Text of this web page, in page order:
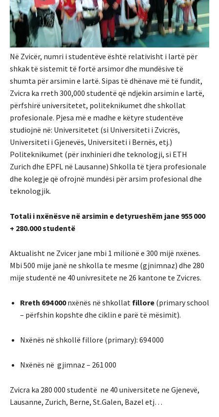
Në Zvicër, numri i studentëve është relativisht i lartë për
shkak të sistemit të fortë arsimor dhe mundësive të
shumta për arsimin e lartë. Sipas të dhënave më të fundit,
Zvicra ka rreth 300,000 studentë që ndjekin arsimin e lartë,
përfshirë universitetet, politeknikumet dhe shkollat
profesionale. Pjesa më e madhe e këtyre studentëve
studiojnë në: Universitetet (si Universiteti i Zvicrës,
Universiteti i Gjenevës, Universiteti i Bernës, etj.)
Politeknikumet (për inxhinieri dhe teknologji, si ETH
Zurich dhe EPFL në Lausanne) Shkolla të tjera profesionale
dhe kolegje që ofrojnë mundësi për arsim profesional dhe
teknologjik.
Totali i nxënësve në arsimin e detyrueshëm jane 955 000
+ 280.000 studentë
Aktualisht ne Zvicer jane mbi 1 milionë e 300 mijë nxënes.
Mbi 500 mije janë ne shkolla te mesme (gjnimnaz) dhe 280
mije studentë ne 40 univresitete ne 26 kantone te Zvicres.
Rreth 694 000nxënës në shkollat fillore (primary school
– përfshin kopshte dhe ciklin e parë të mësimit).
Nxënës në shkollë fillore (primary): 694 000
Nxënës në gjimnaz – 261 000
Zvicra ka 280 000 studentë ne 40 universitete ne Gjenevë,
Lausanne, Zurich, Berne, St.Galen, Bazel etj…